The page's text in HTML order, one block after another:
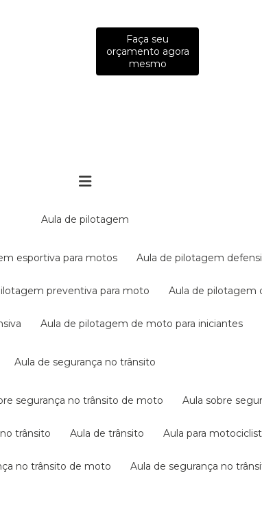
Faça seu
orçamento agora
mesmo
aula de pilotagem
esportiva para motos aula de pilotagem
preventiva para moto aula de
aula de pilotagem de moto para iniciantes
aula de segurança no trânsito
segurança no trânsito de moto aula sobre
trânsito aula de trânsito aula para
no trânsito de moto aula de segurança no